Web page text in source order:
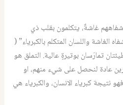
غاشةٌ، يتكلمون بقلب ذي
الغاشة واللسان المتكلم بالكبرياء” (
الخطيئتان تمارَسان بوتيرةٍ عالية. التملق هو
عادة لنحصل على شيء منهم، او
نتيجة كبرياء الانسان، والكبرياء هي